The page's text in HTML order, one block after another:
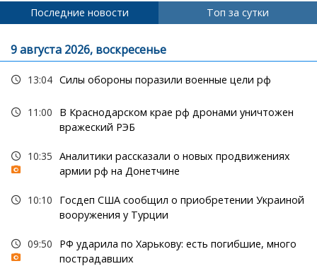
Последние новости Топ за сутки
9 августа 2026, воскресенье
13:04 Силы обороны поразили военные цели рф
11:00
В Краснодарском крае рф дронами уничтожен
вражеский РЭБ
10:35 Аналитики рассказали о новых продвижениях
армии рф на Донетчине
10:10
Госдеп США сообщил о приобретении Украиной
вооружения у Турции
09:50
РФ ударила по Харькову: есть погибшие, много
пострадавших